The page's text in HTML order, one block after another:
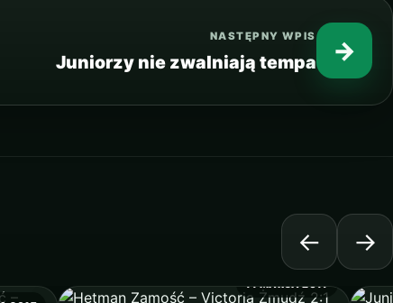
NASTĘPNY WPIS
Juniorzy nie zwalniają tempa →
← →
11 MARCA 2017